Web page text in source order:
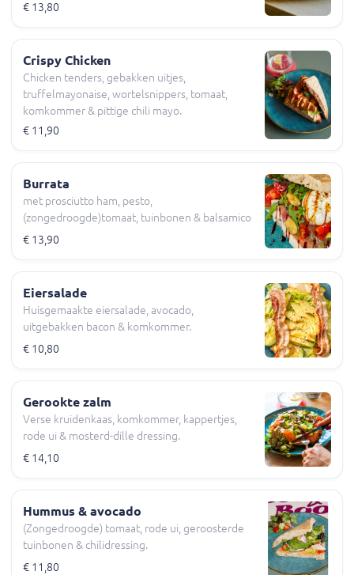
€ 13,80
Crispy Chicken
Chicken tenders, gebakken uitjes,
truffelmayonaise, wortelsnippers, tomaat,
komkommer & pittige chili mayo.
€ 11,90
Burrata
met prosciutto ham, pesto,
(zongedroogde)tomaat, tuinbonen & balsamico
€ 13,90
Eiersalade
Huisgemaakte eiersalade, avocado,
uitgebakken bacon & komkommer.
€ 10,80
Gerookte zalm
Verse kruidenkaas, komkommer, kappertjes,
rode ui & mosterd-dille dressing.
€ 14,10
Hummus & avocado
(Zongedroogde) tomaat, rode ui, geroosterde
tuinbonen & chilidressing.
€ 11,80